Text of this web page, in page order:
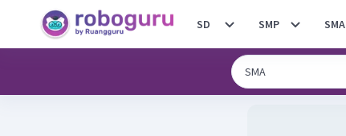
SD SMP SMA